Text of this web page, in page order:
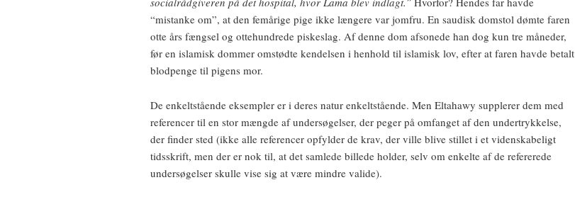
“mistanke om”, at den femårige pige ikke længere var jomfru. En saudisk domstol dømte faren
otte års fængsel og ottehundrede piskeslag. Af denne dom afsonede han dog kun tre måneder,
før en islamisk dommer omstødte kendelsen i henhold til islamisk lov, efter at faren havde betalt
blodpenge til pigens mor.
De enkeltstående eksempler er i deres natur enkeltstående. Men Eltahawy supplerer dem med
referencer til en stor mængde af undersøgelser, der peger på omfanget af den undertrykkelse,
der finder sted (ikke alle referencer opfylder de krav, der ville blive stillet i et videnskabeligt
tidsskrift, men der er nok til, at det samlede billede holder, selv om enkelte af de refererede
undersøgelser skulle vise sig at være mindre valide).